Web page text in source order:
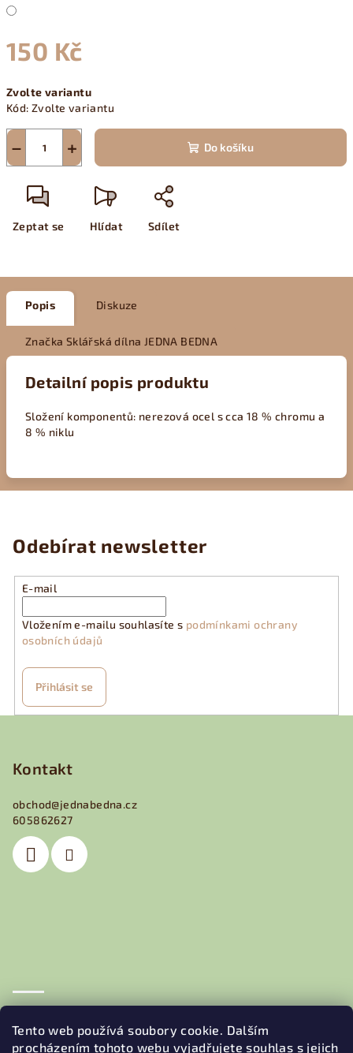
Tento web používá soubory cookie. Dalším
procházením tohoto webu vyjadřujete souhlas s jejich
150 Kč
cena:
Zvolte variantu
Kód: Zvolte variantu
+
− Do košíku
Zeptat se Hlídat Sdílet
Popis Diskuze
Značka Sklářská dílna JEDNA BEDNA
Detailní popis produktu
Složení komponentů: nerezová ocel s cca 18 % chromu a
8 % niklu
Odebírat newsletter
E-mail
Vložením e-mailu souhlasíte s podmínkami ochrany
osobních údajů
Přihlásit se
Kontakt
obchod@jednabedna.cz
605862627
Obchodní podmínky
Podmínky ochrany osobních údajů